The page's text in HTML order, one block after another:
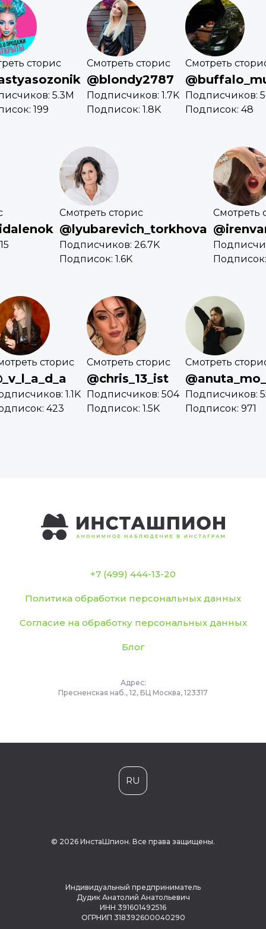
сторис
5.3M
199
Смотреть сторис
@blondy2787
Подписчиков: 1.7K
Подписок: 1.8K
Смотреть
Подписчиков:
Подписок: 48
Смотреть сторис
@lyubarevich_torkhova
Подписчиков: 26.7K
Подписок: 1.6K
Смотреть
сторис
1.1K
423
Смотреть сторис
@chris_13_ist
Подписчиков: 504
Подписок: 1.5K
Смотреть
@anuta_mo_
Подписчиков:
Подписок: 971
+7 (499) 444-13-20
Политика обработки персональных данных
Согласие на обработку персональных данных
Блог
Адрес:
Пресненская наб., 12, БЦ Москва, 123317
RU
© 2026 ИнстаШпион. Все права защищены.
Индивидуальный предприниматель
Дудик Анатолий Анатольевич
ИНН 391601492516
ОГРНИП 318392600040290